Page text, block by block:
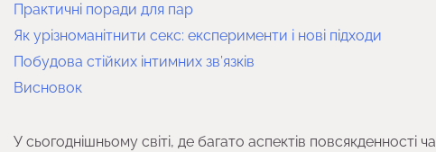
Практичні поради для пар
Як урізноманітнити секс: експерименти і нові підходи
Побудова стійких інтимних зв’язків
Висновок
У сьогоднішньому світі, де багато аспектів